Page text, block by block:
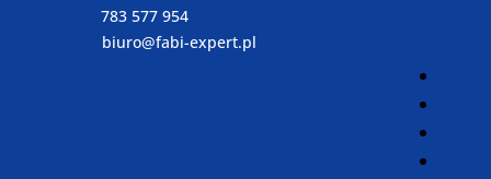
783 577 954
biuro@fabi-expert.pl